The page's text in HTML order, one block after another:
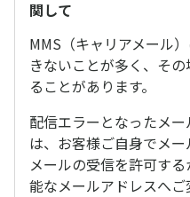
関して
MMS（キャリアメール
きないことが多く、そ
ることがあります。
配信エラーとなったメ
は、お客様ご自身でメ
メールの受信を許可す
能なメールアドレスへご